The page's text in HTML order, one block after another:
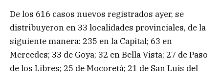
De los 616 casos nuevos registrados ayer, se
distribuyeron en 33 localidades provinciales, de la
siguiente manera: 235 en la Capital; 63 en
Mercedes; 33 de Goya; 32 en Bella Vista; 27 de Paso
de los Libres; 25 de Mocoretá; 21 de San Luis del